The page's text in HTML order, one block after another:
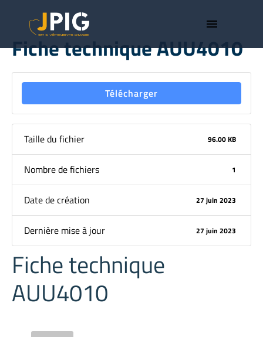
menu
Fiche technique AUU4010
Télécharger
Taille du fichier 96.00 KB
Nombre de fichiers 1
Date de création 27 juin 2023
Dernière mise à jour 27 juin 2023
Fiche technique
AUU4010